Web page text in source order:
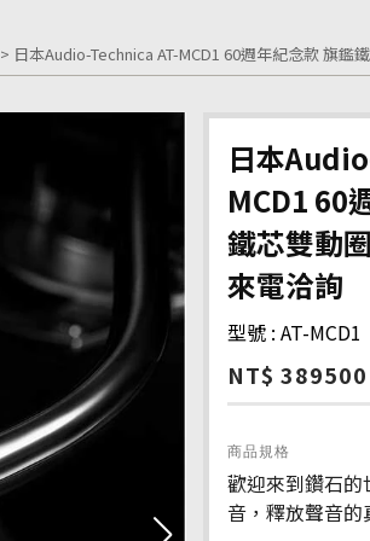
> 日本Audio-Technica AT-MCD1 60週年紀念款 旗鑑
日本
MCD1 60
鐵芯雙動
來電洽詢
型號 : AT-MCD1
NT$ 389500
商品規格
歡迎來到鑽石
音，釋放聲音的